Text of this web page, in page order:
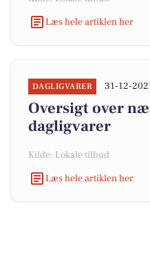
Læs hele artiklen her
DAGLIGVARER 31-12-
Oversigt over
dagligvarer
Kilde: Lokale tilbud
Læs hele artiklen her